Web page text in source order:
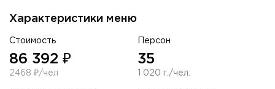
Характеристики меню
Стоимость
86 392 ₽
2468 ₽/чел
Персон
35
1 020 г./чел.